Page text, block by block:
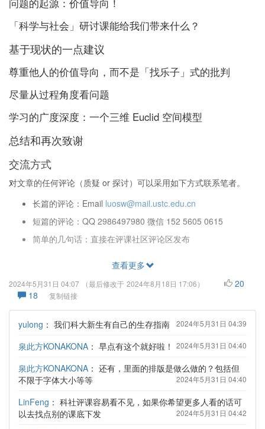
问题的起源：价值导向！
「科学与社会」研讨课能给我们带来什么？
基于现状的一点建议
尊重他人的价值导向，而不是「找乐子」式的批判
尽量从过程角度看问题
学习的广度深度：一个三维 Euclid 空间模型
总结和再次致谢
交流方式
对文章的任何评论（质疑 or 探讨）可以采用如下方式联系笔者。
长篇的评论：Email luosw@mail.ustc.edu.cn
短篇的评论：QQ 2986497980 微信 152 5605 0615
简单的几句话：直接在评课社区评论区发布
查看更多
2024年5月31日 04:07 （最后修改于 2024年8月18日 17:06）
20
18
复制链接
yulong ： 我们科大新生有自己的生存指南 2024年5月31日 04:39
泉此方KONAKONA ： 早点有这个就好啦！ 2024年5月31日 04:40
泉此方KONAKONA ： 还有，里面的排版是做么做的？包括但
不限于字体大小等等
2024年5月31日 04:40
LinFeng ： 科社评课容易看不见，如果你希望更多人看的话可
以去找点别的课底下发
2024年5月31日 04:42